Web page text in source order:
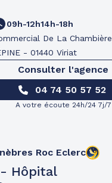
09h-12h14h-18h
De La Chambière
- 01440 Viriat
Consulter l'agence
04 74 50 57 52
A votre écoute 24h/24 7j/7
Roc Eclerc
Hôpital